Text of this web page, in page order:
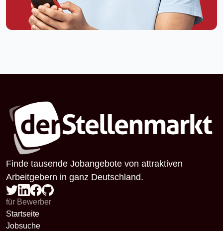
Finde tausende Jobangebote von attraktiven
Arbeitgebern in ganz Deutschland.
für Bewerber
Startseite
Jobsuche